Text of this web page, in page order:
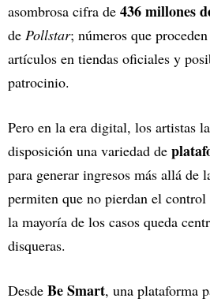
asombrosa cifra de 436 millones
de Pollstar; números que
artículos en tiendas oficiales y
patrocinio.
Pero en la era digital, los artistas
disposición una variedad de
para generar ingresos más allá de
permiten que no pierdan el
la mayoría de los casos queda
disqueras.
Desde Be Smart, una plataforma